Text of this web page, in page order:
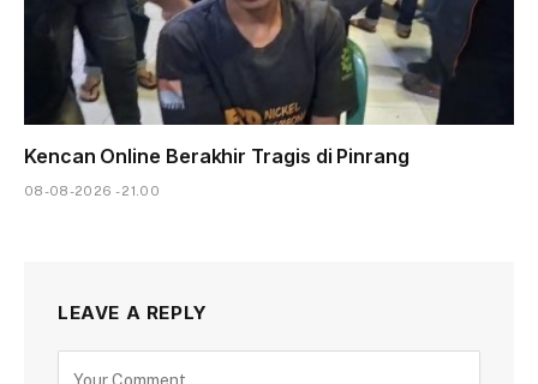
Kencan Online Berakhir Tragis di Pinrang
08-08-2026 - 21.00
LEAVE A REPLY